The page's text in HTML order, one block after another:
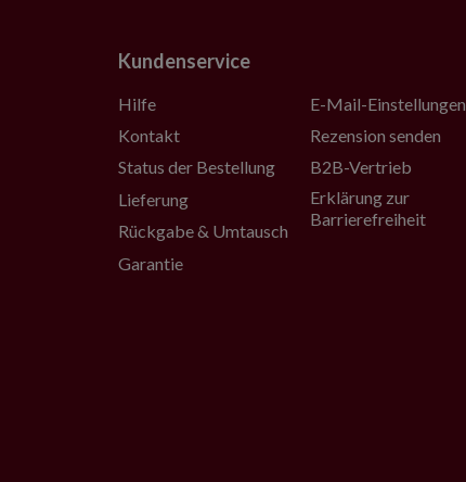
Kundenservice
Hilfe
Kontakt
Status der Bestellung
Lieferung
Rückgabe & Umtausch
Garantie
E-Mail-Einstellungen
Rezension senden
B2B-Vertrieb
Erklärung zur
Barrierefreiheit